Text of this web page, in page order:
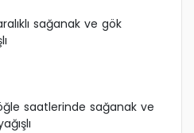
sağanak ve gök
saatlerinde sağanak ve